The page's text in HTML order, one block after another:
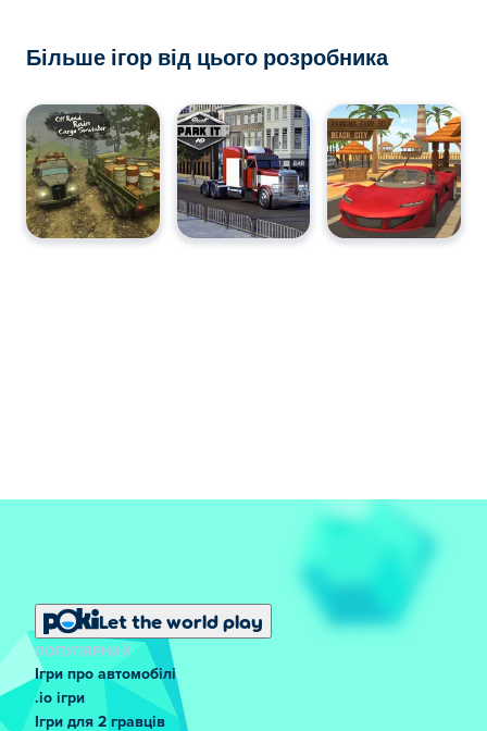
Більше ігор від цього розробника
Let the world play
ПОПУЛЯРНИЙ
Ігри про автомобілі
.io ігри
Ігри для 2 гравців